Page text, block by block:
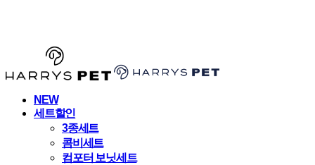
NEW
세트할인
3종세트
콤비세트
컴포터 보닛세트